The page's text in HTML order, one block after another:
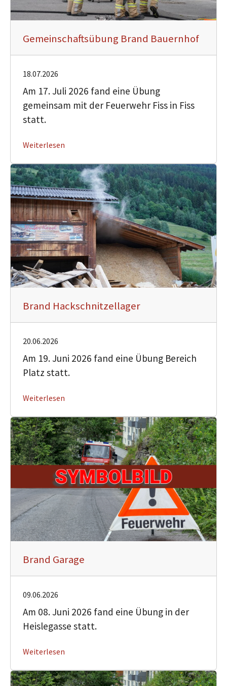
Gemeinschaftsübung Brand Bauernhof
18.07.2026
Am 17. Juli 2026 fand eine Übung
gemeinsam mit der Feuerwehr Fiss in Fiss
statt.
Weiterlesen
Brand Hackschnitzellager
20.06.2026
Am 19. Juni 2026 fand eine Übung Bereich
Platz statt.
Weiterlesen
Brand Garage
09.06.2026
Am 08. Juni 2026 fand eine Übung in der
Heislegasse statt.
Weiterlesen